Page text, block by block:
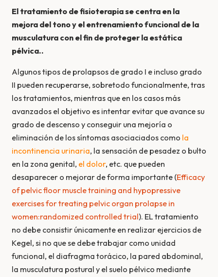
El tratamiento de fisioterapia se centra en la
mejora del tono y el entrenamiento funcional de la
musculatura con el fin de proteger la estática
pélvica..
Algunos tipos de prolapsos de grado I e incluso grado
II pueden recuperarse, sobretodo funcionalmente, tras
los tratamientos, mientras que en los casos más
avanzados el objetivo es intentar evitar que avance su
grado de descenso y conseguir una mejoría o
eliminación de los síntomas asociaciados como la
incontinencia urinaria, la sensación de pesadez o bulto
en la zona genital, el dolor, etc. que pueden
desaparecer o mejorar de forma importante (Efficacy
of pelvic floor muscle training and hypopressive
exercises for treating pelvic organ prolapse in
women:randomized controlled trial). EL tratamiento
no debe consistir únicamente en realizar ejercicios de
Kegel, si no que se debe trabajar como unidad
funcional, el diafragma torácico, la pared abdominal,
la musculatura postural y el suelo pélvico mediante